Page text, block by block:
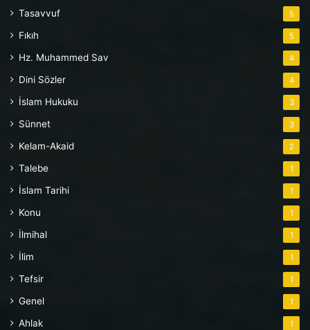
Tasavvuf 5
Fıkıh 5
Hz. Muhammed Sav 4
Dini Sözler 4
İslam Hukuku 3
Sünnet 3
Kelam-Akaid 2
Talebe 1
İslam Tarihi 1
Konu 1
İlmihal 1
İlim 1
Tefsir 1
Genel 1
Ahlak 1